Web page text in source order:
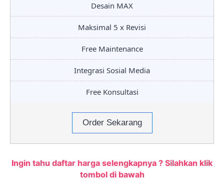
Desain MAX
Maksimal 5 x Revisi
Free Maintenance
Integrasi Sosial Media
Free Konsultasi
Order Sekarang
Ingin tahu daftar harga selengkapnya ? Silahkan klik
tombol di bawah